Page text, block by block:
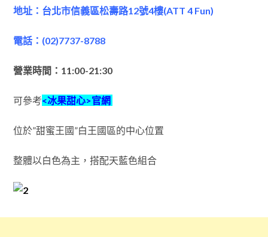
地址：台北市信義區松壽路12號4樓(ATT 4 Fun)
電話：(02)7737-8788
營業時間：11:00-21:30
可參考<冰果甜心>官網
位於”甜蜜王國”白王國區的中心位置
整體以白色為主，搭配天藍色組合